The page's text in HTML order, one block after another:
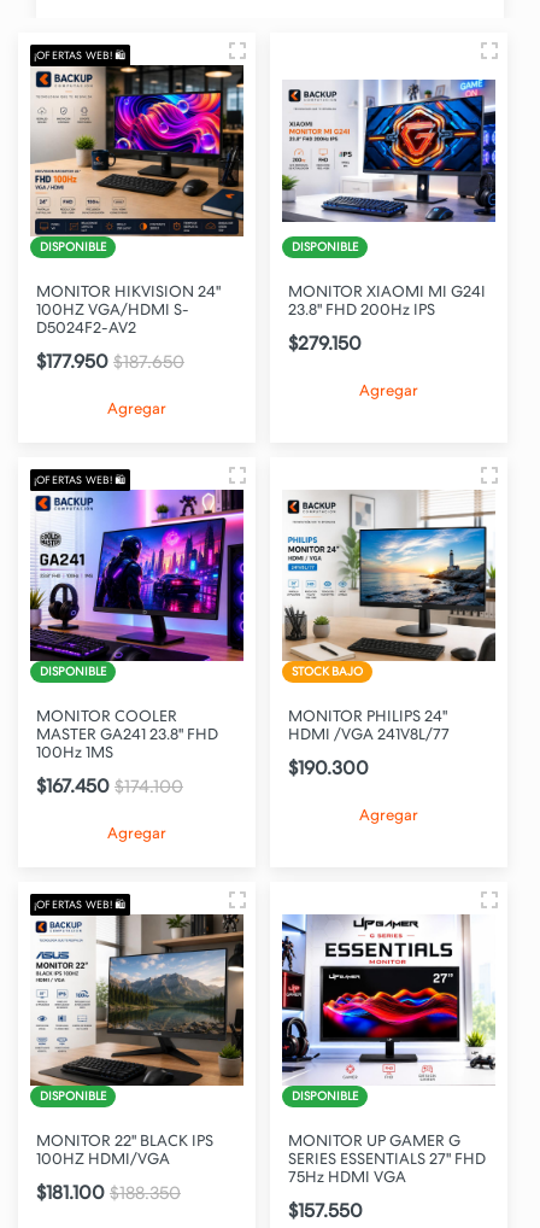
¡OFERTAS WEB! 🛍️
DISPONIBLE
MONITOR HIKVISION 24"
100HZ VGA/HDMI S-
D5024F2-AV2
$177.950 $187.650
Agregar
DISPONIBLE
MONITOR XIAOMI MI G24I
23.8" FHD 200Hz IPS
$279.150
Agregar
¡OFERTAS WEB! 🛍️
DISPONIBLE
MONITOR COOLER
MASTER GA241 23.8" FHD
100Hz 1MS
$167.450 $174.100
Agregar
STOCK BAJO
MONITOR PHILIPS 24"
HDMI /VGA 241V8L/77
$190.300
Agregar
¡OFERTAS WEB! 🛍️
DISPONIBLE
MONITOR 22" BLACK IPS
100HZ HDMI/VGA
$181.100 $188.350
DISPONIBLE
MONITOR UP GAMER G
SERIES ESSENTIALS 27" FHD
75Hz HDMI VGA
$157.550